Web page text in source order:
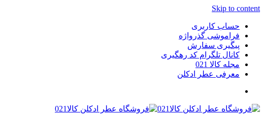
Skip to content
حساب کاربری
فراموشی گذرواژه
پیگیری سفارش
کانال تلگرام کد رهگیری
مجله کالا 021
معرفی عطر ادکلن